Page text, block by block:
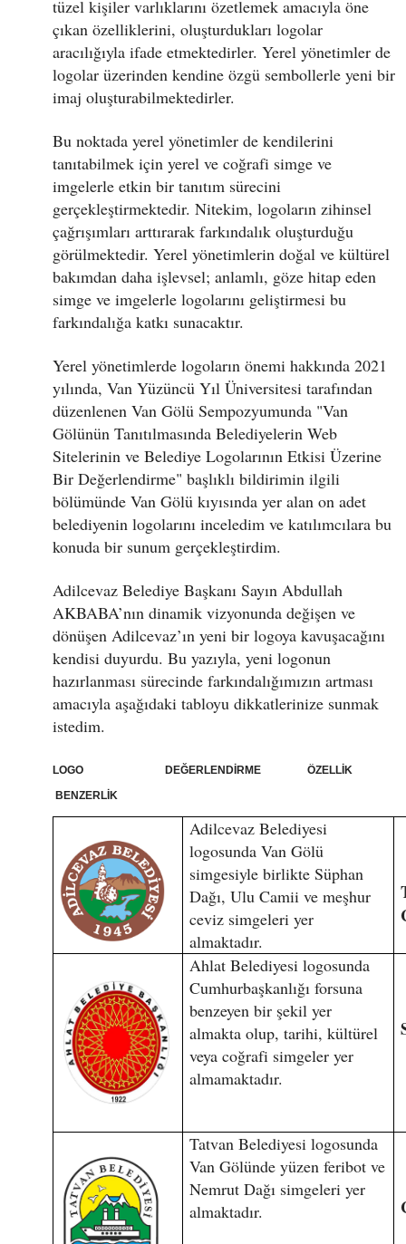
tüzel kişiler varlıklarını özetlemek amacıyla öne
çıkan özelliklerini, oluşturdukları logolar
aracılığıyla ifade etmektedirler. Yerel yönetimler de
logolar üzerinden kendine özgü sembollerle yeni bir
imaj oluşturabilmektedirler.
Bu noktada yerel yönetimler de kendilerini
tanıtabilmek için yerel ve coğrafi simge ve
imgelerle etkin bir tanıtım sürecini
gerçekleştirmektedir. Nitekim, logoların zihinsel
çağrışımları arttırarak farkındalık oluşturduğu
görülmektedir. Yerel yönetimlerin doğal ve kültürel
bakımdan daha işlevsel; anlamlı, göze hitap eden
simge ve imgelerle logolarını geliştirmesi bu
farkındalığa katkı sunacaktır.
Yerel yönetimlerde logoların önemi hakkında 2021
yılında, Van Yüzüncü Yıl Üniversitesi tarafından
düzenlenen Van Gölü Sempozyumunda "Van
Gölünün Tanıtılmasında Belediyelerin Web
Sitelerinin ve Belediye Logolarının Etkisi Üzerine
Bir Değerlendirme" başlıklı bildirimin ilgili
bölümünde Van Gölü kıyısında yer alan on adet
belediyenin logolarını inceledim ve katılımcılara bu
konuda bir sunum gerçekleştirdim.
Adilcevaz Belediye Başkanı Sayın Abdullah
AKBABA’nın dinamik vizyonunda değişen ve
dönüşen Adilcevaz’ın yeni bir logoya kavuşacağını
kendisi duyurdu. Bu yazıyla, yeni logonun
hazırlanması sürecinde farkındalığımızın artması
amacıyla aşağıdaki tabloyu dikkatlerinize sunmak
istedim.
LOGO DEĞERLENDİRME ÖZELLİK
BENZERLİK
Adilcevaz Belediyesi
logosunda Van Gölü
simgesiyle birlikte Süphan
Dağı, Ulu Camii ve meşhur
ceviz simgeleri yer
almaktadır.
Ahlat Belediyesi logosunda
Cumhurbaşkanlığı forsuna
benzeyen bir şekil yer
almakta olup, tarihi, kültürel
veya coğrafi simgeler yer
almamaktadır.
Tatvan Belediyesi logosunda
Van Gölünde yüzen feribot ve
Nemrut Dağı simgeleri yer
almaktadır.